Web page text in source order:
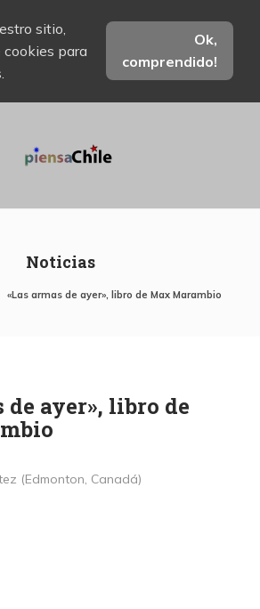
sitio,
para
Ok,
comprendido!
Noticias
«Las armas de ayer», libro de Max Marambio
de ayer», libro de
(Edmonton, Canadá)